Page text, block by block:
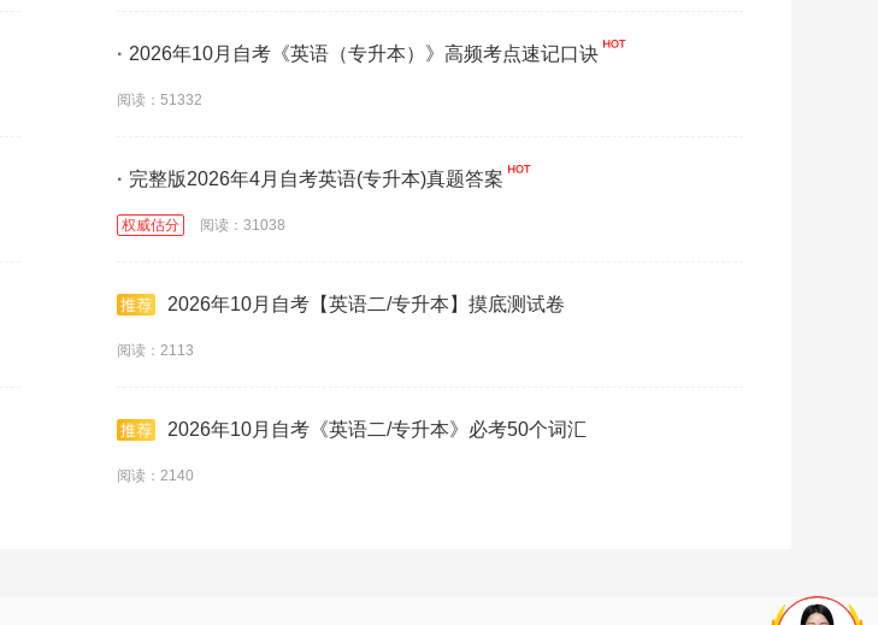
· 2026年10月自考《英语（专升本）》高频考点速记口诀
阅读：51332
· 完整版2026年4月自考英语(专升本)真题答案
权威估分 阅读：31038
2026年10月自考【英语二/专升本】摸底测试卷
阅读：2113
2026年10月自考《英语二/专升本》必考50个词汇
阅读：2140